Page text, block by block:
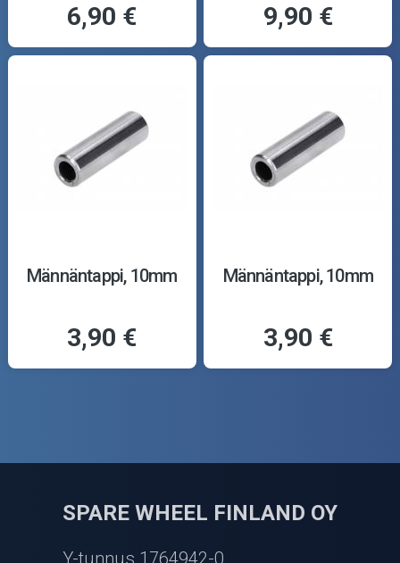
6,90 € 9,90 €
Männäntappi, 10mm
3,90 €
Männäntappi, 10mm
3,90 €
SPARE WHEEL FINLAND OY
Y-tunnus 1764942-0